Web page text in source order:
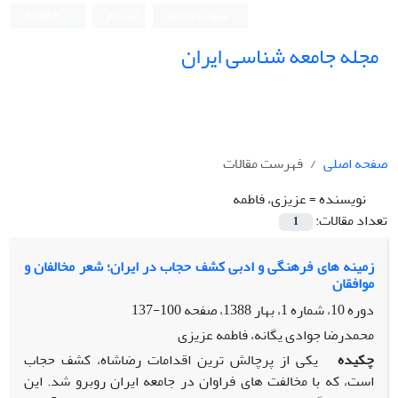
مجله جامعه شناسی ایران
صفحه اصلی
فهرست مقالات
نویسنده =عزیزی، فاطمه
تعداد مقالات:
1
زمینه های فرهنگی و ادبی کشف حجاب در ایران؛ شعر مخالفان و
موافقان
دوره 10، شماره 1، بهار 1388، صفحه
100-137
محمدرضا جوادی یگانه، فاطمه عزیزی
چکیده
یکی از پرچالش ترین اقدامات رضاشاه، کشف حجاب
است، که با مخالفت های فراوان در جامعه ایران روبرو شد. این